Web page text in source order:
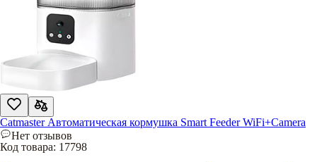
Catmaster Автоматическая кормушка Smart Feeder WiFi+Camera
Нет отзывов
Код товара: 17798